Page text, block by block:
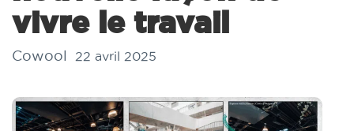
vivre le travail
Cowool 22 avril 2025